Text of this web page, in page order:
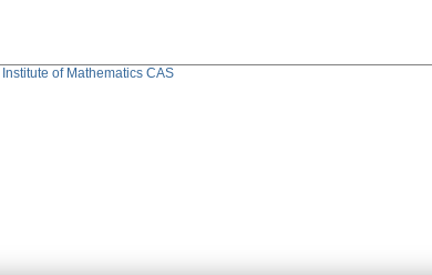
Institute of Mathematics CAS